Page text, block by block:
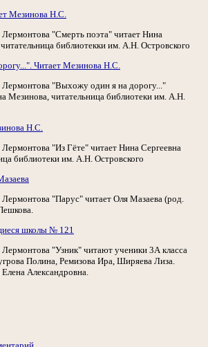
Мезинова Н.С.
"Смерть поэта" читает Нина
библиотекки им. А.Н. Островского
Читает Мезинова Н.С.
"Выхожу один я на дорогу..."
Мезинова, читательница библиотеки им. А.Н.
Н.С.
"Из Гёте" читает Нина Сергеевна
библиотеки им. А.Н. Островского
"Парус" читает Оля Мазаева (род.
школы № 121
"Узник" читают ученики 3А класса
Полина, Ремизова Ира, Ширяева Лиза.
Александровна.